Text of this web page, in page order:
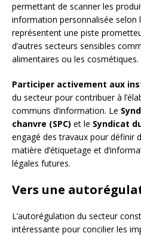
permettant de scanner les
information personnalisée selon
représentent une piste
d’autres secteurs sensibles
alimentaires ou les cosmétiques.
Participer activement aux
du secteur pour contribuer à
communs d’information. Le
chanvre (SPC) et le Syndicat
engagé des travaux pour définir
matière d’étiquetage et
légales futures.
Vers une
L’autorégulation du secteur
intéressante pour concilier les